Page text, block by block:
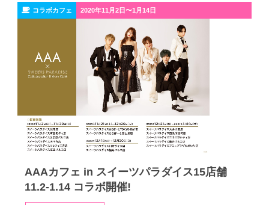
コラボカフェ 2020年11月2日〜1月14日
AAAカフェ in スイーツパラダイス15店舗
11.2-1.14 コラボ開催!